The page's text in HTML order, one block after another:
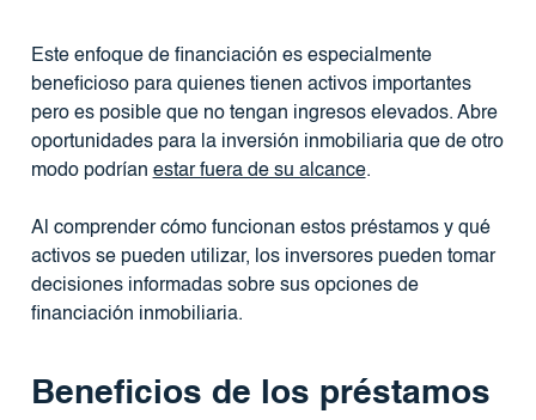
Este enfoque de financiación es especialmente
beneficioso para quienes tienen activos importantes
pero es posible que no tengan ingresos elevados. Abre
oportunidades para la inversión inmobiliaria que de otro
modo podrían estar fuera de su alcance.
Al comprender cómo funcionan estos préstamos y qué
activos se pueden utilizar, los inversores pueden tomar
decisiones informadas sobre sus opciones de
financiación inmobiliaria.
Beneficios de los préstamos